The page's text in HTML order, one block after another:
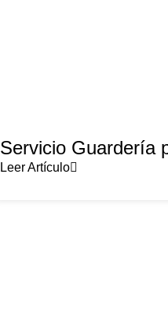
Servicio Guardería
Leer Artículo